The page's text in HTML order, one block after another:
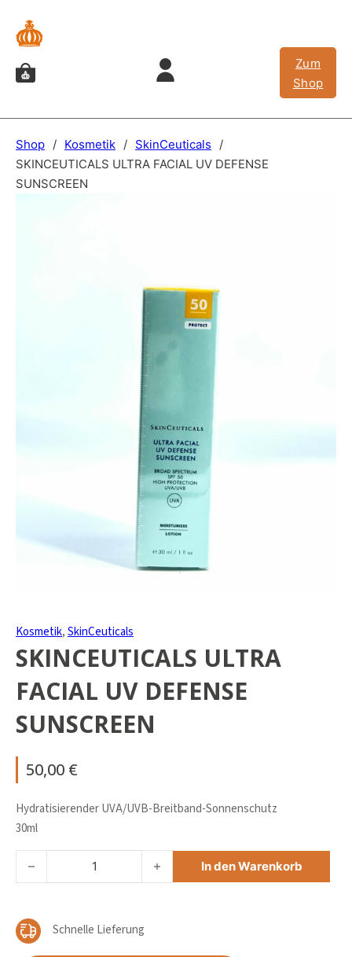
Zum
Shop
Shop / Kosmetik / SkinCeuticals
/
SKINCEUTICALS ULTRA FACIAL UV DEFENSE
SUNSCREEN
Kosmetik,SkinCeuticals
SKINCEUTICALS ULTRA
FACIAL UV DEFENSE
SUNSCREEN
50,00 €
Hydratisierender UVA/UVB-Breitband-Sonnenschutz
30ml
SKINCEUTICALS ULTRA FACIAL UV DEFENSE SUNSCREEN
In den Warenkorb
Schnelle Lieferung